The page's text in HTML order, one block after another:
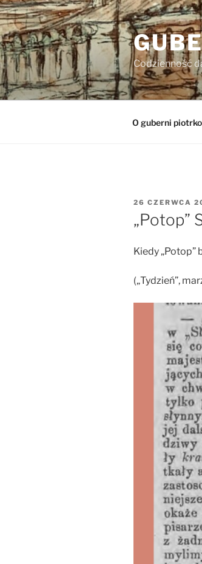
Przejdź
do
treści
Codzienność
O guberni
26 CZERWCA
„Potop”
Kiedy „Potop”
(„Tydzień”,